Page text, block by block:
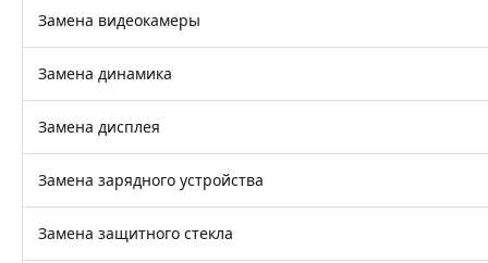
Замена видеокамеры
Замена динамика
Замена дисплея
Замена зарядного устройства
Замена защитного стекла